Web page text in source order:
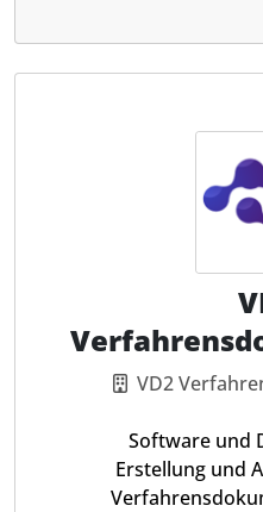
VD2
Software und
Erstellung und